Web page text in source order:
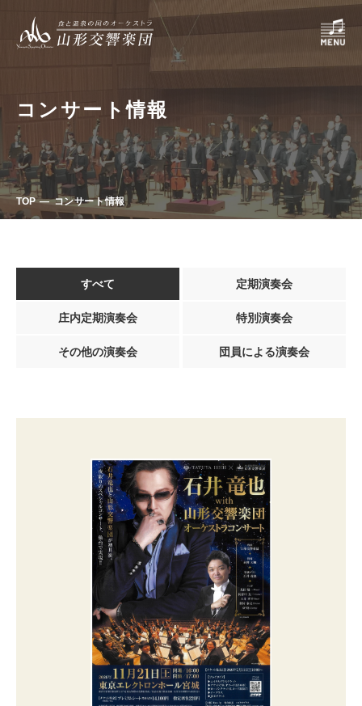
コンサート情報
TOP コンサート情報
すべて 定期演奏会
庄内定期演奏会 特別演奏会
その他の演奏会 団員による演奏会